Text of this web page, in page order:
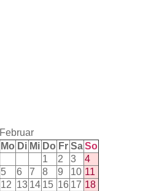
Februar
Mo Di Mi Do Fr SaSo
1
2 3
4
5
6 7 8 9 10 11
12 13 14 15 16 17 18